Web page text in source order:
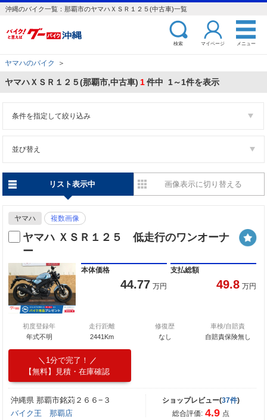
沖縄のバイク一覧：那覇市のヤマハＸＳＲ１２５(中古車)一覧
検索 マイページ メニュー
ヤマハのバイク ＞
ヤマハＸＳＲ１２５(那覇市,中古車) 1件中 1～1件を表示
条件を指定して絞り込み
並び替え
リスト表示中 画像表示に切り替える
ヤマハ 複数画像
ヤマハ ＸＳＲ１２５ 低走行のワンオーナ
ー
本体価格
44.77 万円
支払総額
49.8 万円
初度登録年
年式不明
走行距離
2441Km
修復歴
なし
車検/自賠責
自賠責保険無し
1分で完了！
【無料】見積・在庫確認
沖縄県 那覇市銘苅２６６−３
バイク王 那覇店
ショップレビュー(37件)
総合評価: 4.9 点